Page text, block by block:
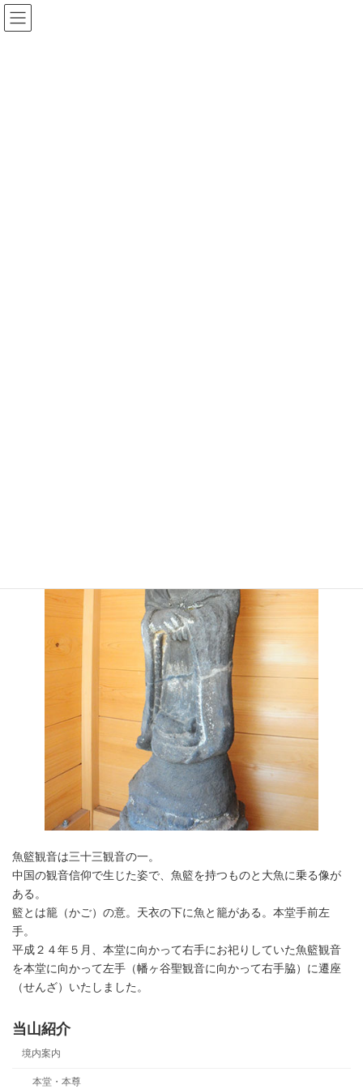
コ
ン
テ
ナ
ビ
ゲ
魚籃観音は三十三観音の一。
中国の観音信仰で生じた姿で、魚籃を持つものと大魚に乗る像が
ある。
籃とは籠（かご）の意。天衣の下に魚と籠がある。本堂手前左
手。
平成２４年５月、本堂に向かって右手にお祀りしていた魚籃観音
を本堂に向かって左手（幡ヶ谷聖観音に向かって右手脇）に遷座
（せんざ）いたしました。
当山紹介
境内案内
本堂・本尊